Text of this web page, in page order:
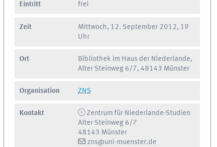
Eintritt frei
Zeit
Mittwoch, 12. September 2012, 19
Uhr
Ort
Bibliothek im Haus der Niederlande,
Alter Steinweg 6/7, 48143 Münster
Organisation ZNS
Kontakt
Zentrum für Niederlande-Studien
Alter Steinweg 6/7
48143 Münster
zns@uni-muenster.de